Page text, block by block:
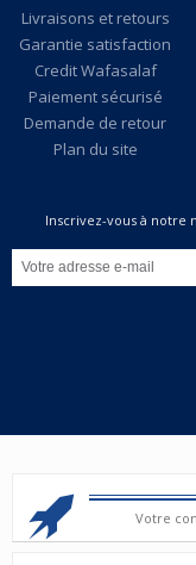
Livraisons et retours
Garantie satisfaction
Credit Wafasalaf
Paiement sécurisé
Demande de retour
Plan du site
Inscrivez-vous à notre
Votre